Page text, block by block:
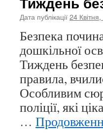
Дата публікації24
Безпека
дошкільної
Тиждень
правила,
Особливим
поліції, які
…